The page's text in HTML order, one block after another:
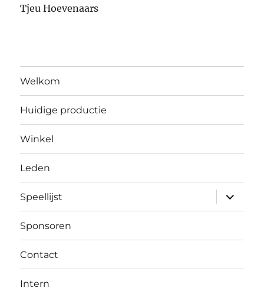
Tjeu Hoevenaars
Welkom
Huidige productie
Winkel
Leden
Speellijst
Sponsoren
Contact
Intern